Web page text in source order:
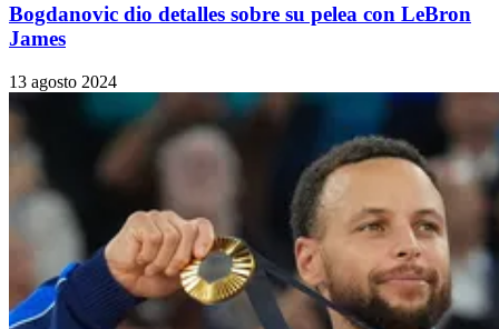
Bogdanovic dio detalles sobre su pelea con LeBron
James
13 agosto 2024